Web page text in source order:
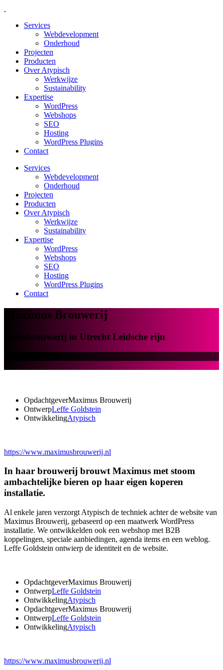
Services
Webdevelopment
Onderhoud
Projecten
Producten
Over Atypisch
Werkwijze
Sustainability
Expertise
WordPress
Webshops
SEO
Hosting
WordPress Plugins
Contact
Services
Webdevelopment
Onderhoud
Projecten
Producten
Over Atypisch
Werkwijze
Sustainability
Expertise
WordPress
Webshops
SEO
Hosting
WordPress Plugins
Contact
Maximus Brouwerij
Stadsbrouwerij in Utrecht Leidsche rijn
OpdachtgeverMaximus Brouwerij
OntwerpLeffe Goldstein
OntwikkelingAtypisch
https://www.maximusbrouwerij.nl
In haar brouwerij brouwt Maximus met stoom
ambachtelijke bieren op haar eigen koperen
installatie.
Al enkele jaren verzorgt Atypisch de techniek achter de website van
Maximus Brouwerij, gebaseerd op een maatwerk WordPress
installatie. We ontwikkelden ook een webshop met B2B
koppelingen, speciale aanbiedingen, agenda items en een weblog.
Leffe Goldstein ontwierp de identiteit en de website.
OpdachtgeverMaximus Brouwerij
OntwerpLeffe Goldstein
OntwikkelingAtypisch
OpdachtgeverMaximus Brouwerij
OntwerpLeffe Goldstein
OntwikkelingAtypisch
https://www.maximusbrouwerij.nl